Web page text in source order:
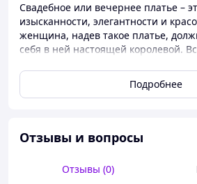
Свадебное или вечернее платье –
изысканности, элегантности и
женщина, надев такое платье,
себя в ней настоящей королевой.
свое заповедное свадебное платье.
этом платье все должно быть
форму и приносило комфорт, вам
кринолин.
В интернет-магазине «AmourShop»
Подробнее
Отзывы и вопросы
Отзывы (0)